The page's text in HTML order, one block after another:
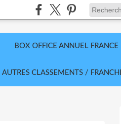
BOX OFFICE ANNUEL FRANCE
AUTRES CLASSEMENTS /